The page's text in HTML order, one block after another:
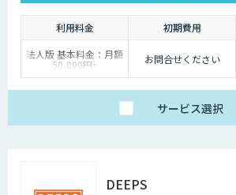
利用料金 初期費用
法人版 基本料金：月額
50,000円~ お問合せください
サービス選択
DEEPS